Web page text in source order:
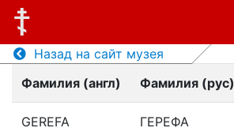
Назад на сайт музея
Фамилия (англ)
Фамилия (рус)
GEREFA ГЕРЕФА